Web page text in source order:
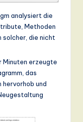
analysiert die
Methoden
solcher, die nicht
Minuten erzeugte
das
hervorhob und